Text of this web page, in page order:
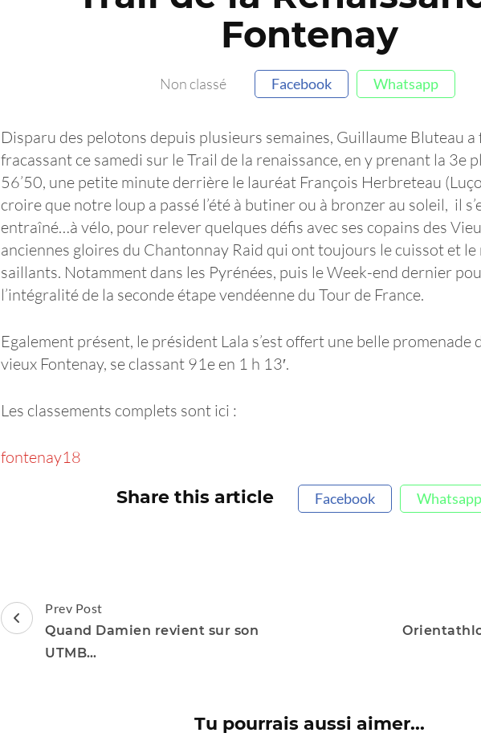
Fontenay
Non classé Facebook Whatsapp
Disparu des pelotons depuis plusieurs semaines, Guillaume Bluteau
fracassant ce samedi sur le Trail de la renaissance, en y prenant la 3e
56’50, une petite minute derrière le lauréat François Herbreteau
croire que notre loup a passé l’été à butiner ou à bronzer au soleil, il
entraîné…à vélo, pour relever quelques défis avec ses copains des
anciennes gloires du Chantonnay Raid qui ont toujours le cuissot et
saillants. Notamment dans les Pyrénées, puis le Week-end dernier
l’intégralité de la seconde étape vendéenne du Tour de France.
Egalement présent, le président Lala s’est offert une belle promenade
vieux Fontenay, se classant 91e en 1 h 13′.
Les classements complets sont ici :
fontenay18
Share this article Facebook Whatsapp
Post
Navigation
Prev Post
Quand Damien revient sur son
UTMB…
Tu pourrais aussi aimer...